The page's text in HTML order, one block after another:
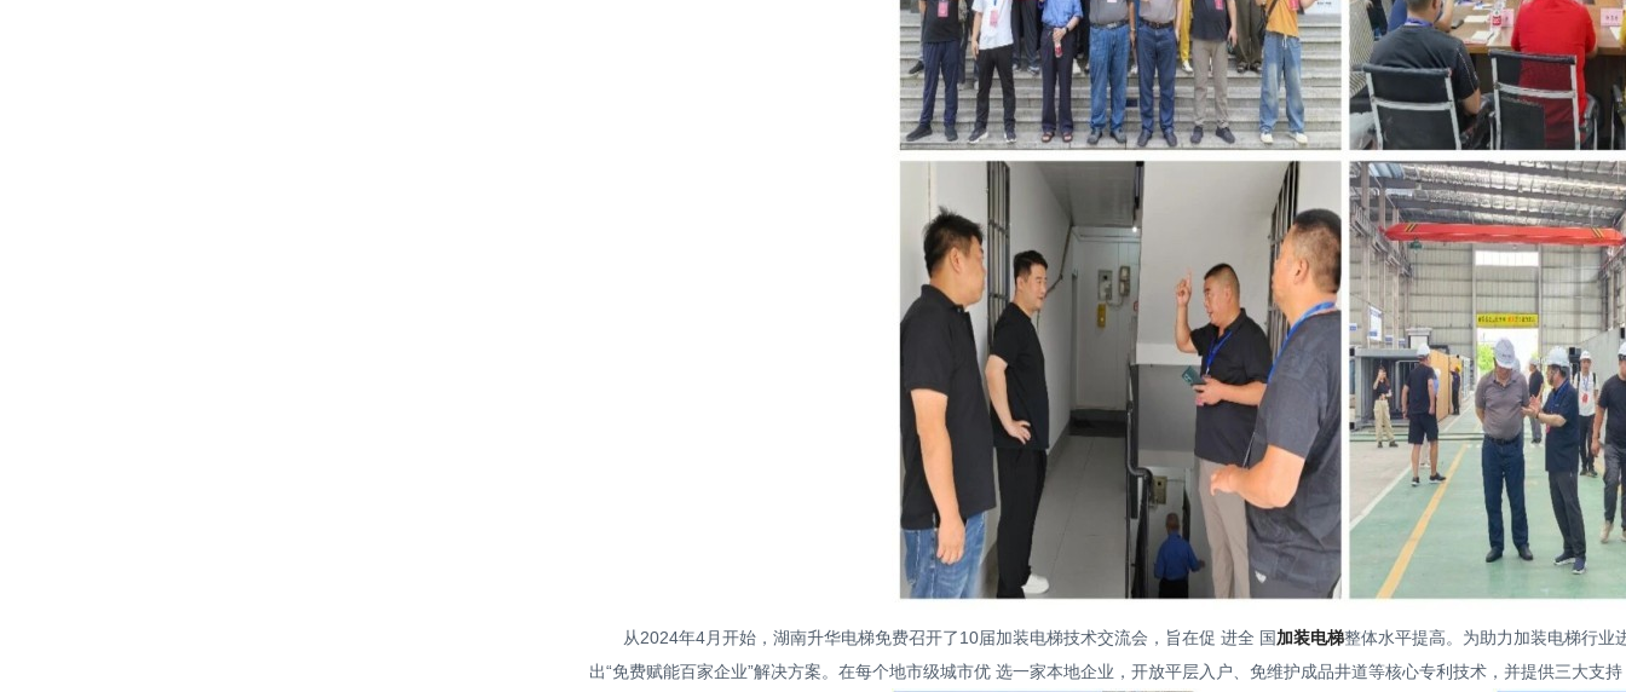
从2024年4月开始，湖南升华电梯免费召开了10届加装电梯技术交流会，旨在促 进全 国加装电梯整体水平提高。为助力加装电梯行业
出“免费赋能百家企业”解决方案。在每个地市级城市优 选一家本地企业，开放平层入户、免维护成品井道等核心专利技术，并提供三大支持